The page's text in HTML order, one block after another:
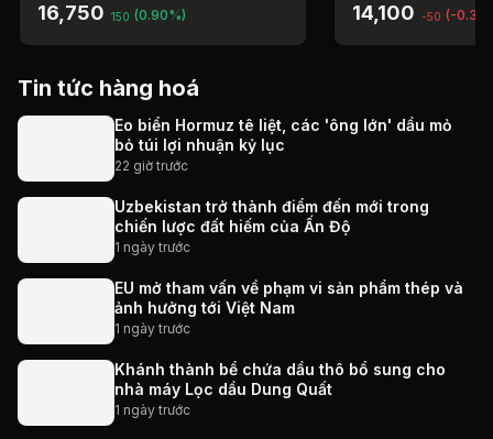
16,750 150 (0.90%) 14,100 -50 (-
Tin tức hàng hoá
Eo biển Hormuz tê liệt, các 'ông lớn' dầu mỏ
bỏ túi lợi nhuận kỷ lục
22 giờ trước
Uzbekistan trở thành điểm đến mới trong
chiến lược đất hiếm của Ấn Độ
1 ngày trước
EU mở tham vấn về phạm vi sản phẩm thép và
ảnh hưởng tới Việt Nam
1 ngày trước
Khánh thành bể chứa dầu thô bổ sung cho
nhà máy Lọc dầu Dung Quất
1 ngày trước